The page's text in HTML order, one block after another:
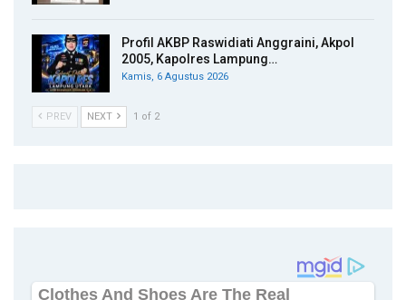
Profil AKBP Raswidiati Anggraini, Akpol
2005, Kapolres Lampung…
Kamis, 6 Agustus 2026
PREV NEXT 1 of 2